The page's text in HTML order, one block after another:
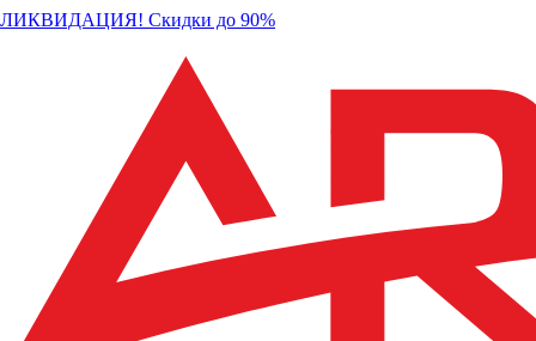
ЛИКВИДАЦИЯ! Скидки до 90%